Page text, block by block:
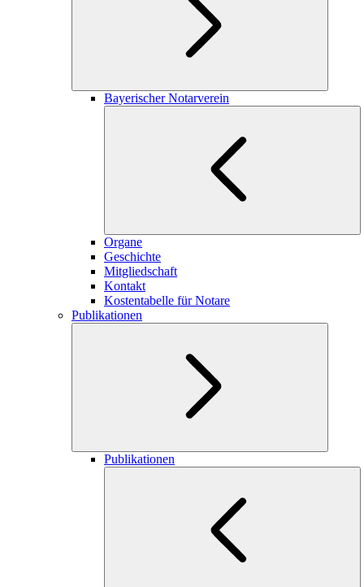
Bayerischer Notarverein
Organe
Geschichte
Mitgliedschaft
Kontakt
Kostentabelle für Notare
Publikationen
Publikationen